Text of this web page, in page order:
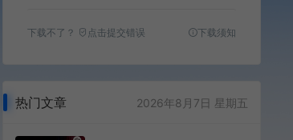
下载不了？ 点击提交错误 下载须知
热门文章 2026年8月7日 星期五